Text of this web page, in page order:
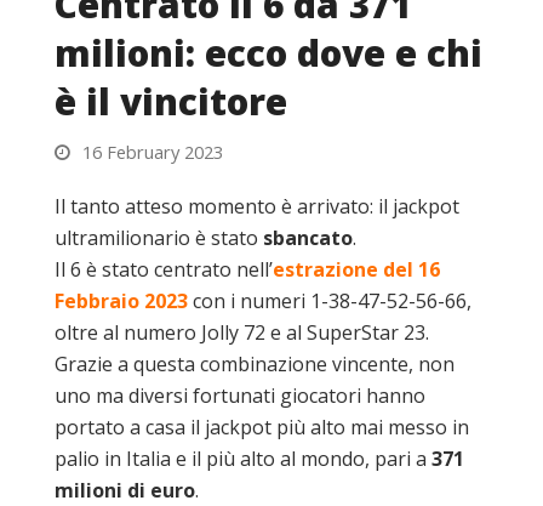
milioni: ecco dove e chi
è il vincitore
16 February 2023
Il tanto atteso momento è arrivato: il jackpot
ultramilionario è stato sbancato.
Il 6 è stato centrato nell’estrazione del 16
Febbraio 2023con i numeri 1-38-47-52-56-66,
oltre al numero Jolly 72 e al SuperStar 23.
Grazie a questa combinazione vincente, non
uno ma diversi fortunati giocatori hanno
portato a casa il jackpot più alto mai messo in
palio in Italia e il più alto al mondo, pari a 371
milioni di euro.